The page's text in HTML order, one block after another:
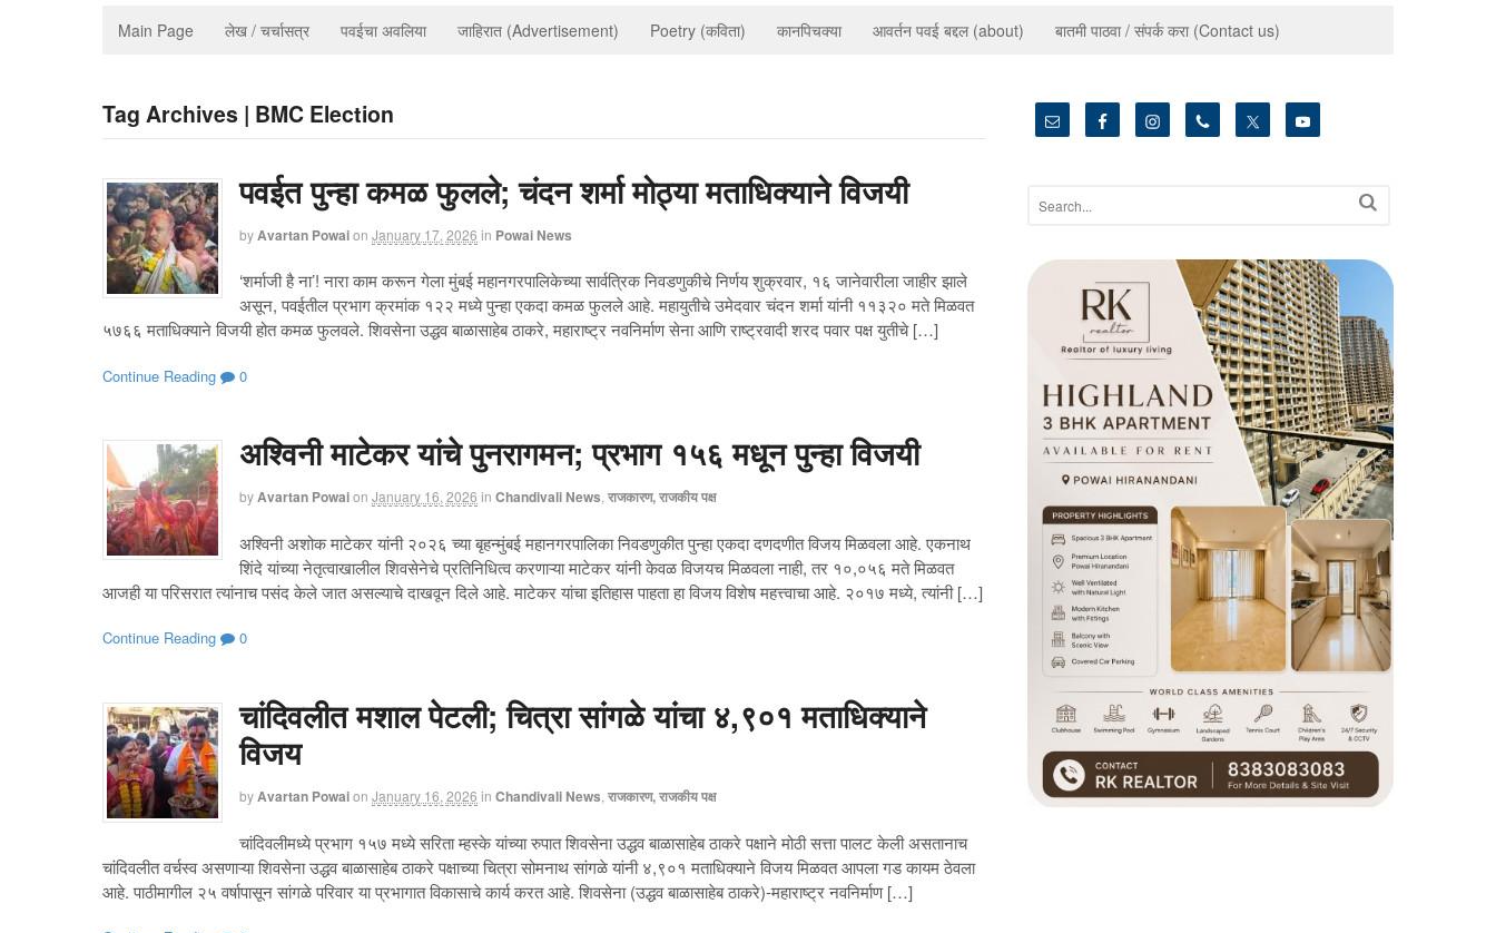
Main Page लेख / चर्चासत्र पवईचा अवलिया जाहिरात (Advertisement) Poetry (कविता) कानपिचक्या आवर्तन पवई बद्दल (about) बातमी पाठवा / संपर्क करा (Contact us)
Tag Archives | BMC Election
पवईत पुन्हा कमळ फुलले; चंदन शर्मा मोठ्या मताधिक्याने विजयी
by Avartan Powaion January 17, 2026 in Powai News
‘शर्माजी है ना’! नारा काम करून गेला मुंबई महानगरपालिकेच्या सार्वत्रिक निवडणुकीचे निर्णय शुक्रवार, १६ जानेवारीला जाहीर झाले
असून, पवईतील प्रभाग क्रमांक १२२ मध्ये पुन्हा एकदा कमळ फुलले आहे. महायुतीचे उमेदवार चंदन शर्मा यांनी ११३२० मते मिळवत
५७६६ मताधिक्याने विजयी होत कमळ फुलवले. शिवसेना उद्धव बाळासाहेब ठाकरे, महाराष्ट्र नवनिर्माण सेना आणि राष्ट्रवादी शरद पवार पक्ष युतीचे […]
Continue Reading 0
अश्विनी माटेकर यांचे पुनरागमन; प्रभाग १५६ मधून पुन्हा विजयी
byAvartan Powaion January 16, 2026 in Chandivali News राजकारण, राजकीय पक्ष
अश्विनी अशोक माटेकर यांनी २०२६ च्या बृहन्मुंबई महानगरपालिका निवडणुकीत पुन्हा एकदा दणदणीत विजय मिळवला आहे. एकनाथ
शिंदे यांच्या नेतृत्वाखालील शिवसेनेचे प्रतिनिधित्व करणाऱ्या माटेकर यांनी केवळ विजयच मिळवला नाही, तर १०,०५६ मते मिळवत
आजही या परिसरात त्यांनाच पसंद केले जात असल्याचे दाखवून दिले आहे. माटेकर यांचा इतिहास पाहता हा विजय विशेष महत्त्वाचा आहे. २०१७ मध्ये, त्यांनी […]
Continue Reading 0
चांदिवलीत मशाल पेटली; चित्रा सांगळे यांचा ४,९०१ मताधिक्याने
विजय
byAvartan Powaion January 16, 2026 in Chandivali News राजकारण, राजकीय पक्ष
चांदिवलीमध्ये प्रभाग १५७ मध्ये सरिता म्हस्के यांच्या रुपात शिवसेना उद्धव बाळासाहेब ठाकरे पक्षाने मोठी सत्ता पालट केली असतानाच
चांदिवलीत वर्चस्व असणाऱ्या शिवसेना उद्धव बाळासाहेब ठाकरे पक्षाच्या चित्रा सोमनाथ सांगळे यांनी ४,९०१ मताधिक्याने विजय मिळवत आपला गड कायम ठेवला
आहे. पाठीमागील २५ वर्षापासून सांगळे परिवार या प्रभागात विकासाचे कार्य करत आहे. शिवसेना (उद्धव बाळासाहेब ठाकरे)-महाराष्ट्र नवनिर्माण […]